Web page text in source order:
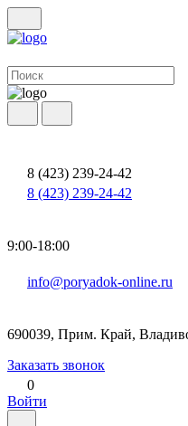
8 (423) 239-24-42
8 (423) 239-24-42
9:00-18:00
info@poryadok-online.ru
690039, Прим. Край,
Заказать звонок
0
Войти